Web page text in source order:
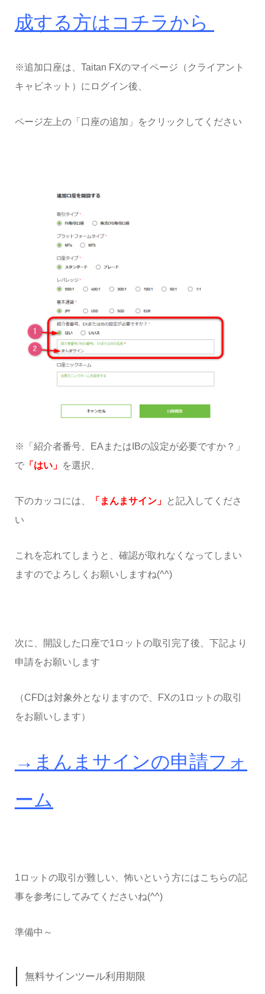
成する方はコチラから
※追加口座は、Taitan FXのマイページ（クライアント
キャビネット）にログイン後、
ページ左上の「口座の追加」をクリックしてください
※「紹介者番号、EAまたはIBの設定が必要ですか？」
で「はい」 を選択、
下のカッコには、 「まんまサイン」
と記入してくださ
い
これを忘れてしまうと、確認が取れなくなってしまい
ますのでよろしくお願いしますね(^^)
次に、開設した口座で1ロットの取引完了後、下記より
申請をお願いします
（CFDは対象外となりますので、FXの1ロットの取引
をお願いします）
→まんまサインの申請フォ
ーム
1ロットの取引が難しい、怖いという方にはこちらの記
事を参考にしてみてくださいね(^^)
準備中～
無料サインツール利用期限